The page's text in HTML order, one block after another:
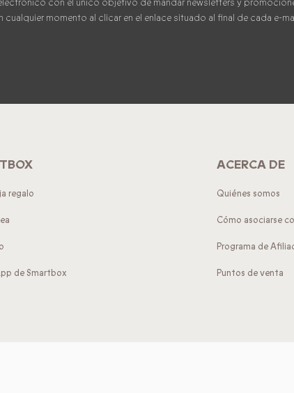
con el único objetivo de mandar newsletters y
cualquier momento al clicar en el enlace situado al final de cada e-
regalo
de Smartbox
ACERCA DE
Quiénes somos
Cómo asociarse
Programa de
Puntos de venta